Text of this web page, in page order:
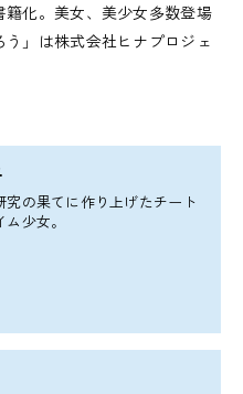
化。美女、美少女多数登場
」は株式会社ヒナプロジェ
究の果てに作り上げたチート
少女。